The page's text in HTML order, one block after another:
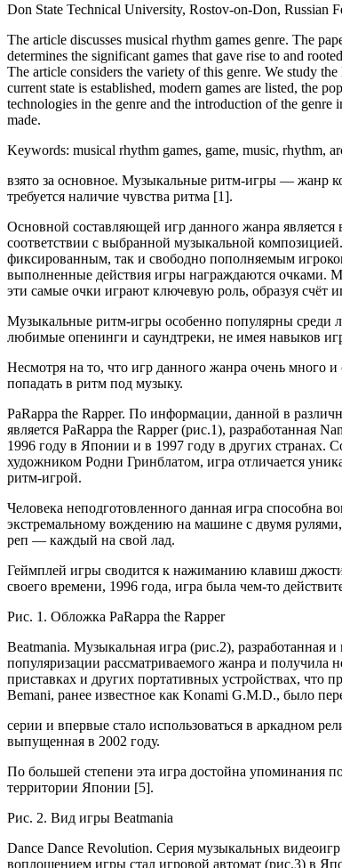
Don State Technical University, Rostov-on-Don, Russian
The article discusses musical rhythm games genre. The
determines the significant games that gave rise to and
The article considers the variety of this genre. We study
current state is established, modern games are listed, the
technologies in the genre and the introduction of the
made.
Keywords: musical rhythm games, game, music, rhythm,
взято за основное. Музыкальные ритм-игры — жанр
требуется наличие чувства ритма [1].
Основной составляющей игр данного жанра
соответствии с выбранной музыкальной
фиксированным, так и свободно пополняемым
выполненные действия игры награждаются очками.
эти самые очки играют ключевую роль, образуя счёт
Музыкальные ритм-игры особенно популярны среди
любимые опенинги и саундтреки, не имея навыков
Несмотря на то, что игр данного жанра очень много и
попадать в ритм под музыку.
PaRappa the Rapper. По информации, данной в
является PaRappa the Rapper (рис.1), разработанная
1996 году в Японии и в 1997 году в других странах.
художником Родни Гринблатом, игра отличается
ритм-игрой.
Человека неподготовленного данная игра способна
экстремальному вождению на машине с двумя
реп — каждый на свой лад.
Геймплей игры сводится к нажиманию клавиш
своего времени, 1996 года, игра была чем-то
Рис. 1. Обложка PaRappa the Rapper
Beatmania. Музыкальная игра (рис.2),
популяризации рассматриваемого жанра и получила
приставках и других портативных устройствах,
Bemani, ранее известное как Konami G.M.D., было
серии и впервые стало использоваться в аркадном
выпущенная в 2002 году.
По большей степени эта игра достойна упоминания
территории Японии [5].
Рис. 2. Вид игры Beatmania
Dance Dance Revolution. Серия музыкальных
воплощением игры стал игровой автомат (рис.3) в